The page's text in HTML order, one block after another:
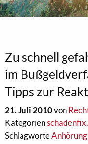
Zu schnell
im
Tipps zur
21. Juli 2010von
Kategorien
SchlagworteAnhörung,